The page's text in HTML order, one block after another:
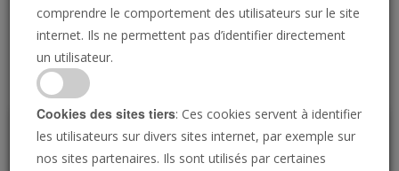
Regarder l’émission
comprendre le comportement des utilisateurs sur le site
internet. Ils ne permettent pas d’identifier directement
un utilisateur.
Cookies des sites tiers: Ces cookies servent à identifier
les utilisateurs sur divers sites internet, par exemple sur
nos sites partenaires. Ils sont utilisés par certaines